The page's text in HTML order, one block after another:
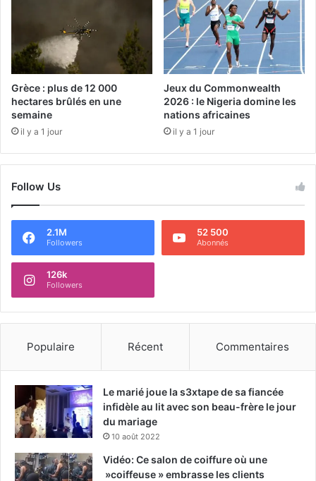
Grèce : plus de 12 000
hectares brûlés en une
semaine
il y a 1 jour
Jeux du Commonwealth
2026 : le Nigeria domine les
nations africaines
il y a 1 jour
Follow Us
2.1M
Followers
52 500
Abonnés
126k
Followers
Populaire Récent Commentaires
Le marié joue la s3xtape de sa fiancée
infidèle au lit avec son beau-frère le jour
du mariage
10 août 2022
Vidéo: Ce salon de coiffure où une
»coiffeuse » embrasse les clients